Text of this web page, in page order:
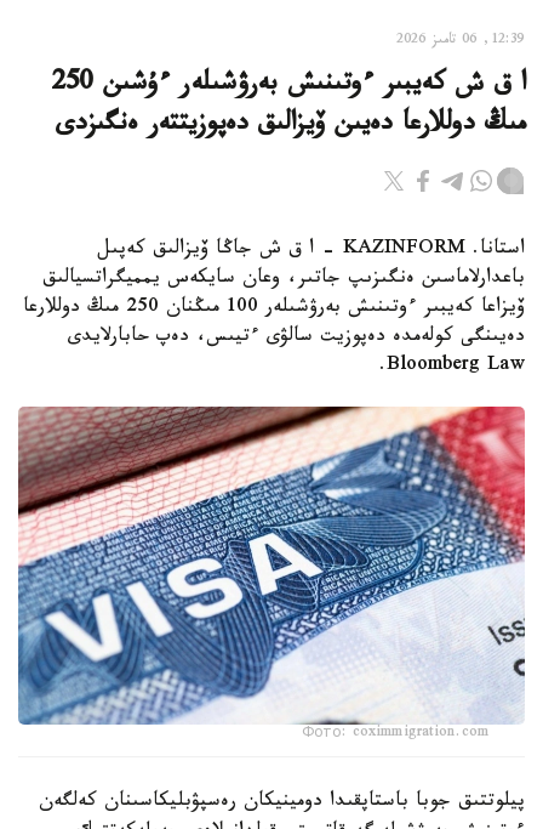
12:39, 06 تامىز 2026
ا ق ش كەيبىر ءوتىنىش بەرۋشىلەر ءۇشىن 250
مىڭ دوللارعا دەيىن ۆيزالىق دەپوزيتتەر ەنگىزدى
استانا. KAZINFORM – ا ق ش جاڭا ۆيزالىق كەپىل
باعدارلاماسىن ەنگىزىپ جاتىر، وعان سايكەس يمميگراتسيالىق
ۆيزاعا كەيبىر ءوتىنىش بەرۋشىلەر 100 مىڭنان 250 مىڭ دوللارعا
دەيىنگى كولەمدە دەپوزيت سالۋى ءتيىس، دەپ حابارلايدى
Bloomberg Law.
Фото: coximmigration.com
پيلوتتىق جوبا باستاپقىدا دومينيكان رەسپۋبليكاسىنان كەلگەن